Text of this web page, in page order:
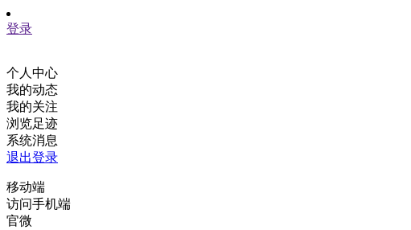
登录
个人中心
我的动态
我的关注
浏览足迹
系统消息
退出登录
移动端
访问手机端
官微